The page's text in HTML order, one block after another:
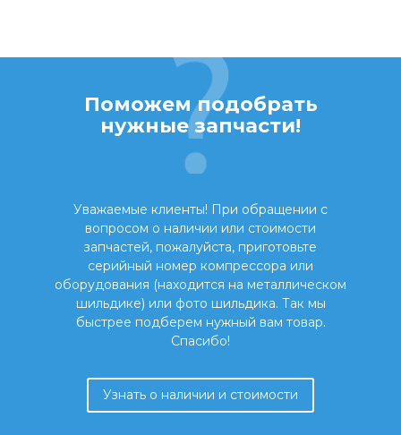
Поможем подобрать
нужные запчасти!
Уважаемые клиенты! При обращении с
вопросом о наличии или стоимости
запчастей, пожалуйста, приготовьте
серийный номер компрессора или
оборудования (находится на металлическом
шильдике) или фото шильдика. Так мы
быстрее подберем нужный вам товар.
Спасибо!
Узнать о наличии и стоимости